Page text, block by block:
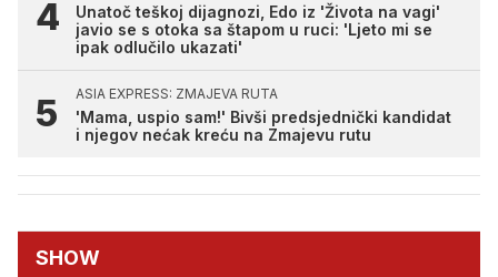
Unatoč teškoj dijagnozi, Edo iz 'Života na vagi'
javio se s otoka sa štapom u ruci: 'Ljeto mi se
ipak odlučilo ukazati'
ASIA EXPRESS: ZMAJEVA RUTA
'Mama, uspio sam!' Bivši predsjednički kandidat
i njegov nećak kreću na Zmajevu rutu
SHOW